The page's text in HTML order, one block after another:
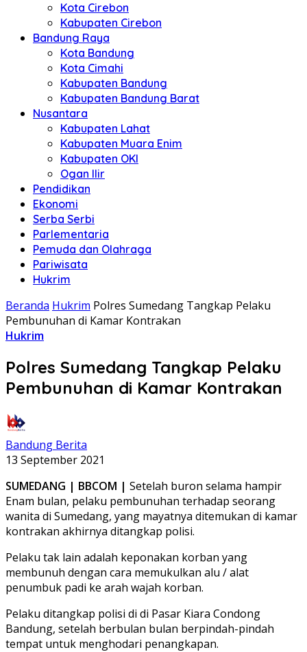
Kota Cirebon
Kabupaten Cirebon
Bandung Raya
Kota Bandung
Kota Cimahi
Kabupaten Bandung
Kabupaten Bandung Barat
Nusantara
Kabupaten Lahat
Kabupaten Muara Enim
Kabupaten OKI
Ogan Ilir
Pendidikan
Ekonomi
Serba Serbi
Parlementaria
Pemuda dan Olahraga
Pariwisata
Hukrim
Beranda Hukrim Polres Sumedang Tangkap Pelaku
Pembunuhan di Kamar Kontrakan
Hukrim
Polres Sumedang Tangkap Pelaku
Pembunuhan di Kamar Kontrakan
Bandung Berita
13 September 2021
SUMEDANG | BBCOM | Setelah buron selama hampir
Enam bulan, pelaku pembunuhan terhadap seorang
wanita di Sumedang, yang mayatnya ditemukan di kamar
kontrakan akhirnya ditangkap polisi.
Pelaku tak lain adalah keponakan korban yang
membunuh dengan cara memukulkan alu / alat
penumbuk padi ke arah wajah korban.
Pelaku ditangkap polisi di di Pasar Kiara Condong
Bandung, setelah berbulan bulan berpindah-pindah
tempat untuk menghodari penangkapan.